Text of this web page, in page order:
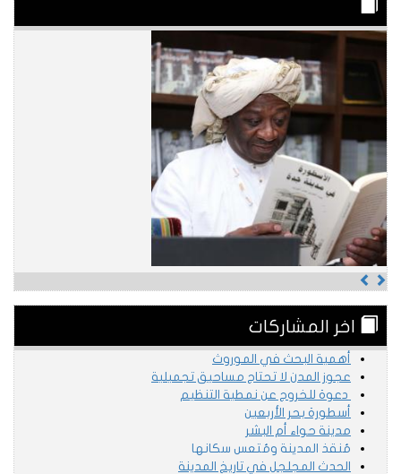
Next
اخر المشاركات
أهمية البحث في الموروث
عجوز المدن لا تحتاج مساحيق تجميلية
دعوة للخروج عن نمطية التنظيم
أسطورة بحر الأربعين
مدينة حواء أم البشر
مُنقذ المدينة ومُتعس سكانها
الحدث المجلجل في تاريخ المدينة